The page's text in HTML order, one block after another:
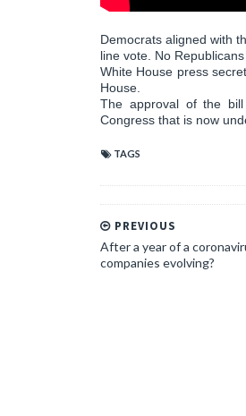
Democrats aligned with
line vote. No
White House press
House.
The approval of the
Congress that is now
TAGS
PREVIOUS
After a year of a
companies evolving?